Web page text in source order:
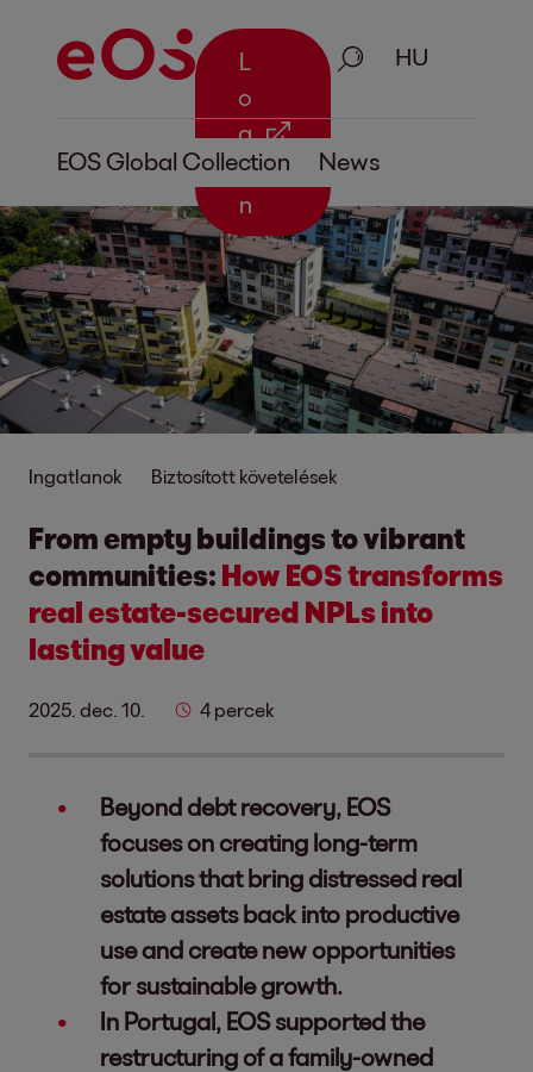
L
o
g
i
n
Keresés
EOS Global Collection News
Ingatlanok Biztosított követelések
From empty buildings to vibrant
communities: How EOS transforms
real estate-secured NPLs into
lasting value
2025. dec. 10. 4 percek
Beyond debt recovery, EOS
focuses on creating long-term
solutions that bring distressed real
estate assets back into productive
use and create new opportunities
for sustainable growth.
In Portugal, EOS supported the
restructuring of a family-owned